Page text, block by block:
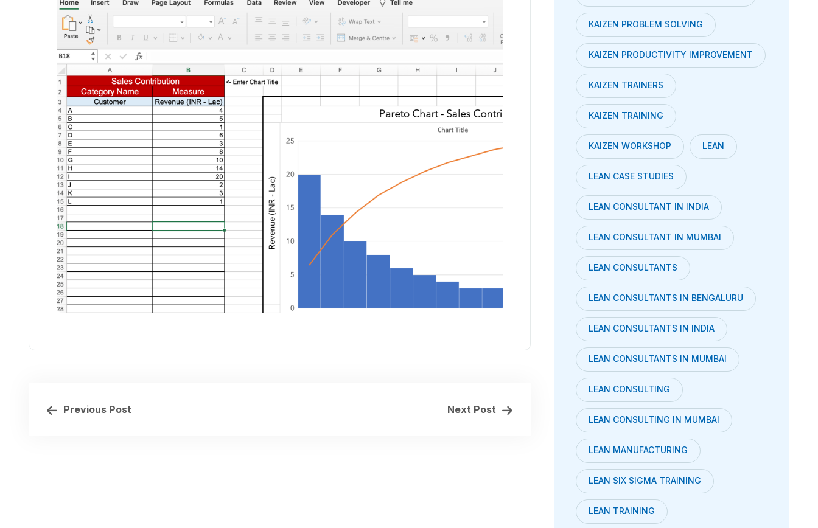
Previous Post Next Post
KAIZEN PROBLEM SOLVING
KAIZEN PRODUCTIVITY IMPROVEMENT
KAIZEN TRAINERS
KAIZEN TRAINING
KAIZEN WORKSHOP LEAN
LEAN CASE STUDIES
LEAN CONSULTANT IN INDIA
LEAN CONSULTANT IN MUMBAI
LEAN CONSULTANTS
LEAN CONSULTANTS IN BENGALURU
LEAN CONSULTANTS IN INDIA
LEAN CONSULTANTS IN MUMBAI
LEAN CONSULTING
LEAN CONSULTING IN MUMBAI
LEAN MANUFACTURING
LEAN SIX SIGMA TRAINING
LEAN TRAINING